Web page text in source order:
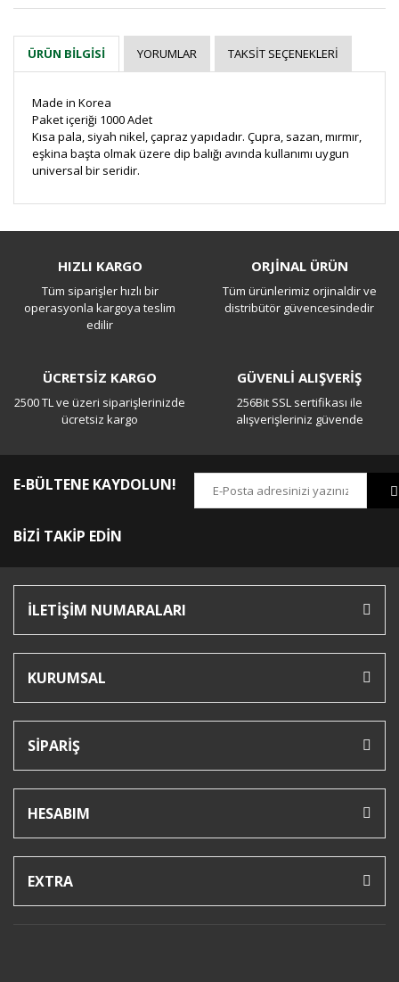
ÜRÜN BILGISI YORUMLAR TAKSIT SEÇENEKLERI
Made in Korea
Paket içeriği 1000 Adet
Kısa pala, siyah nikel, çapraz yapıdadır. Çupra, sazan, mırmır,
eşkina başta olmak üzere dip balığı avında kullanımı uygun
universal bir seridir.
Yorum Yaz
HIZLI KARGO
Tüm siparişler hızlı bir
operasyonla kargoya teslim
edilir
ORJİNAL ÜRÜN
Tüm ürünlerimiz orjinaldir ve
distribütör güvencesindedir
ÜCRETSİZ KARGO
2500 TL ve üzeri siparişlerinizde
ücretsiz kargo
GÜVENLİ ALIŞVERİŞ
256Bit SSL sertifikası ile
alışverişleriniz güvende
E-BÜLTENE KAYDOLUN!
BİZİ TAKİP EDİN
İLETİŞİM NUMARALARI
KURUMSAL
SİPARİŞ
HESABIM
EXTRA